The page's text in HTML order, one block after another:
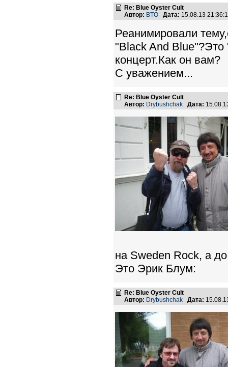
Re: Blue Oyster Cult
Автор: BTO Дата: 15.08.13
Реанимировали
"Black And
концерт.Как он вам?
С уважением...
Re: Blue Oyster Cult
Автор: Drybushchak Дата:
на Sweden Rock, а
Это Эрик Блум:
Re: Blue Oyster Cult
Автор: Drybushchak Дата: